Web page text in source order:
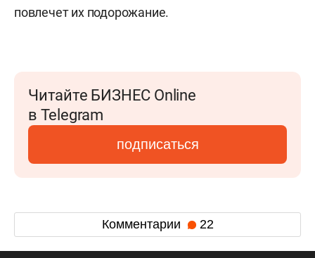
повлечет их подорожание.
Читайте БИЗНЕС Online
в Telegram
подписаться
Комментарии 22